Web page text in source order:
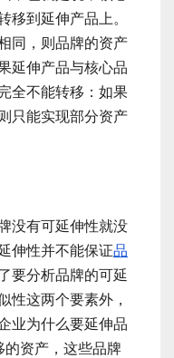
移到延伸产品上。
同，则品牌的资产
延伸产品与核心品
全不能转移：如果
只能实现部分资产
没有可延伸性就没
伸性并不能保证品
要分析品牌的可延
性这两个要素外，
业为什么要延伸品
的资产，这些品牌